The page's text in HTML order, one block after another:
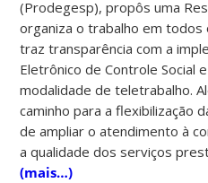
(Prodegesp), propôs uma
organiza o trabalho em todos
traz transparência com a
Eletrônico de Controle Social
modalidade de teletrabalho.
caminho para a flexibilização
de ampliar o atendimento à
a qualidade dos serviços
(mais…)